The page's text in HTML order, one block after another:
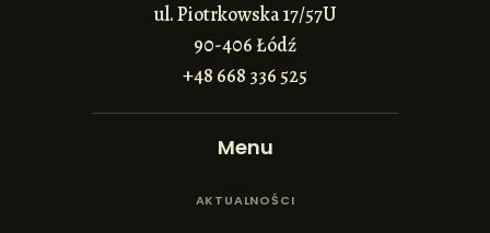
ul. Piotrkowska 17/57U
90-406 Łódź
+48 668 336 525
Menu
AKTUALNOŚCI